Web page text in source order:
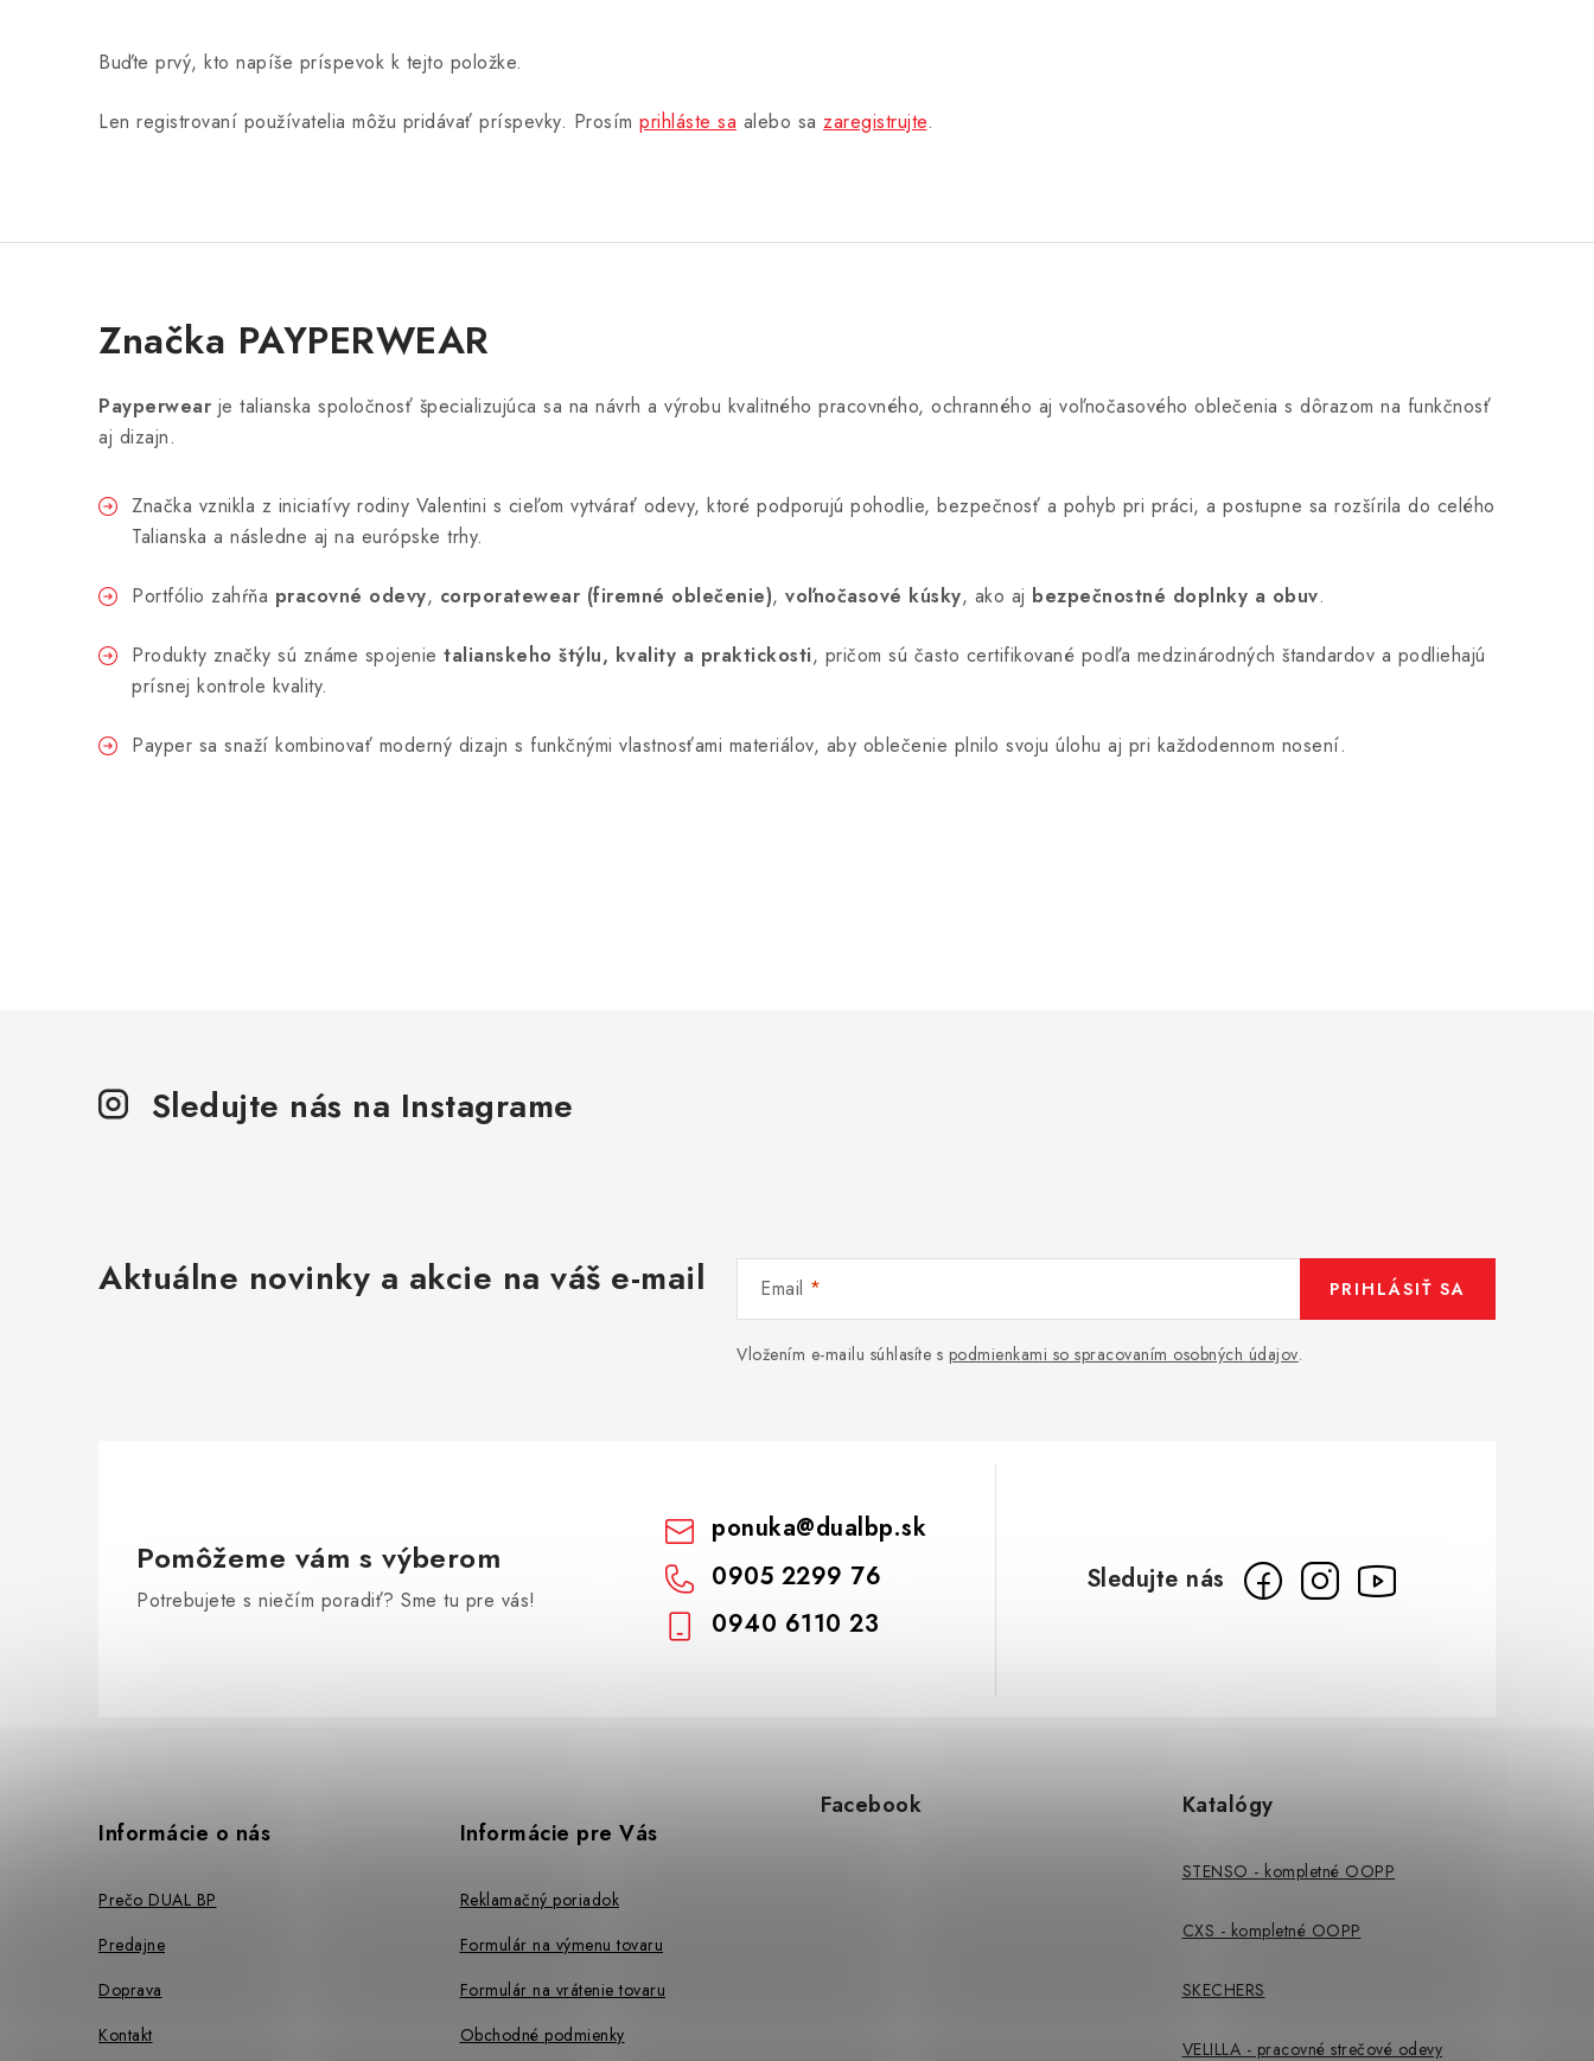
Buďte prvý, kto napíše príspevok k tejto položke.
Len registrovaní používatelia môžu pridávať príspevky. Prosím prihláste sa alebo sa zaregistrujte.
Značka PAYPERWEAR
Payperwear je talianska spoločnosť špecializujúca sa na návrh a výrobu kvalitného pracovného, ochranného aj voľnočasového oblečenia s dôrazom na funkčnosť
aj dizajn.
Značka vznikla z iniciatívy rodiny Valentini s cieľom vytvárať odevy, ktoré podporujú pohodlie, bezpečnosť a pohyb pri práci, a postupne sa rozšírila do celého
Talianska a následne aj na európske trhy.
Portfólio zahŕňa pracovné odevy, corporatewear (firemné oblečenie), voľnočasové kúsky, ako aj bezpečnostné doplnky a obuv.
Produkty značky sú známe spojenie talianskeho štýlu, kvality a praktickosti, pričom sú často certifikované podľa medzinárodných štandardov a podliehajú
prísnej kontrole kvality.
Payper sa snaží kombinovať moderný dizajn s funkčnými vlastnosťami materiálov, aby oblečenie plnilo svoju úlohu aj pri každodennom nosení.
Sledujte nás na Instagrame
Aktuálne novinky a akcie na váš e-mail Email
Vložením e-mailu súhlasíte s podmienkami so spracovaním osobných údajov.
PRIHLÁSIŤ SA
Pomôžeme vám s výberom
Potrebujete s niečím poradiť? Sme tu pre vás!
ponuka@dualbp.sk
0905 2299 76
0940 6110 23
Informácie o nás
Prečo DUAL BP
Predajne
Doprava
Kontakt
Informácie pre Vás
Reklamačný poriadok
Formulár na výmenu tovaru
Formulár na vrátenie tovaru
Obchodné podmienky
Facebook Katalógy
STENSO - kompletné OOPP
CXS - kompletné OOPP
SKECHERS
VELILLA - pracovné strečové odevy